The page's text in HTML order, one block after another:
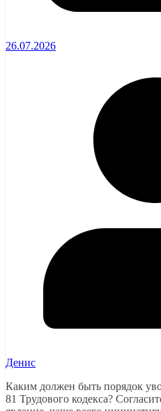
26.07.2026
Денис
Каким должен быть порядок
81 Трудового кодекса?